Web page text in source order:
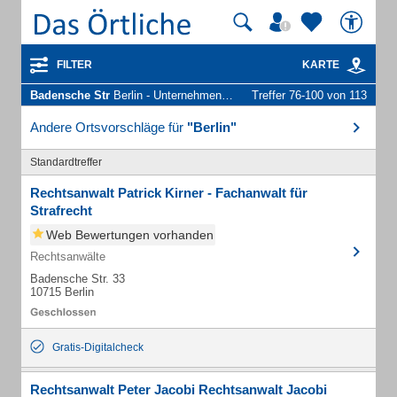
FILTER KARTE
Badensche Str Berlin - Unternehmen und Personen Treffer 76-100 von 113
Andere Ortsvorschläge für "Berlin"
Standardtreffer
Rechtsanwalt Patrick Kirner - Fachanwalt für
Strafrecht
Web Bewertungen vorhanden
Rechtsanwälte
Badensche Str. 33
10715 Berlin
Gratis-Digitalcheck
Rechtsanwalt Peter Jacobi Rechtsanwalt Jacobi